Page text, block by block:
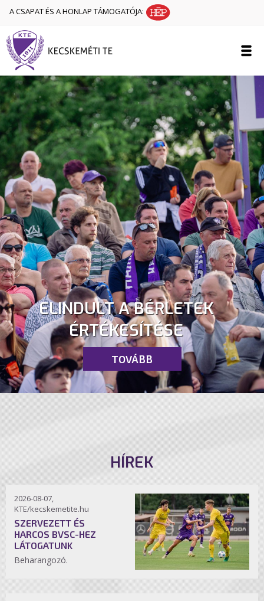
A CSAPAT ÉS A HONLAP TÁMOGATÓJA:
ELINDULT A BÉRLETEK
ÉRTÉKESÍTÉSE
TOVÁBB
HÍREK
2026-08-07,
KTE/kecskemetite.hu
SZERVEZETT ÉS
HARCOS BVSC-HEZ
LÁTOGATUNK
Beharangozó.